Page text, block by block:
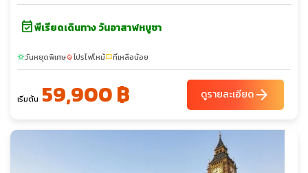
event_availableพีเรียดเดินทาง วันอาสาฬหบูชา
sunnyวันหยุดพิเศษlocal_fire_departmentโปรไฟไหม้confirmation_numberที่เหลือน้อย
เริ่มต้น 59,900 ฿ ดูรายละเอียดarrow_forward